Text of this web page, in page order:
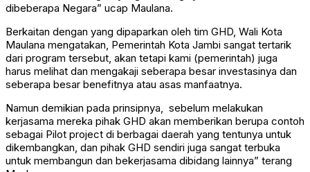
dibeberapa Negara” ucap Maulana.
Berkaitan dengan yang dipaparkan oleh tim GHD, Wali Kota
Maulana mengatakan, Pemerintah Kota Jambi sangat tertarik
dari program tersebut, akan tetapi kami (pemerintah) juga
harus melihat dan mengakaji seberapa besar investasinya dan
seberapa besar benefitnya atau asas manfaatnya.
Namun demikian pada prinsipnya, sebelum melakukan
kerjasama mereka pihak GHD akan memberikan berupa contoh
sebagai Pilot project di berbagai daerah yang tentunya untuk
dikembangkan, dan pihak GHD sendiri juga sangat terbuka
untuk membangun dan bekerjasama dibidang lainnya” terang